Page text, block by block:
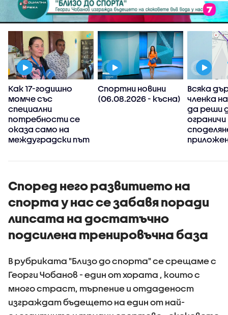
Как 17-годишно
момче със
специални
потребности се
оказа само на
междуградски път
Спортни новини
(06.08.2026 - късна)
Всяка
членка
да реши
ограничи
има
Според него развитието на
спорта у нас се забавя поради
липсата на достатъчно
подсилена тренировъчна база
В рубриката "Близо до спорта" се срещаме с
Георги Чобанов - един от хората , които с
много страст, търпение и отдаденост
изграждат бъдещето на един от най-